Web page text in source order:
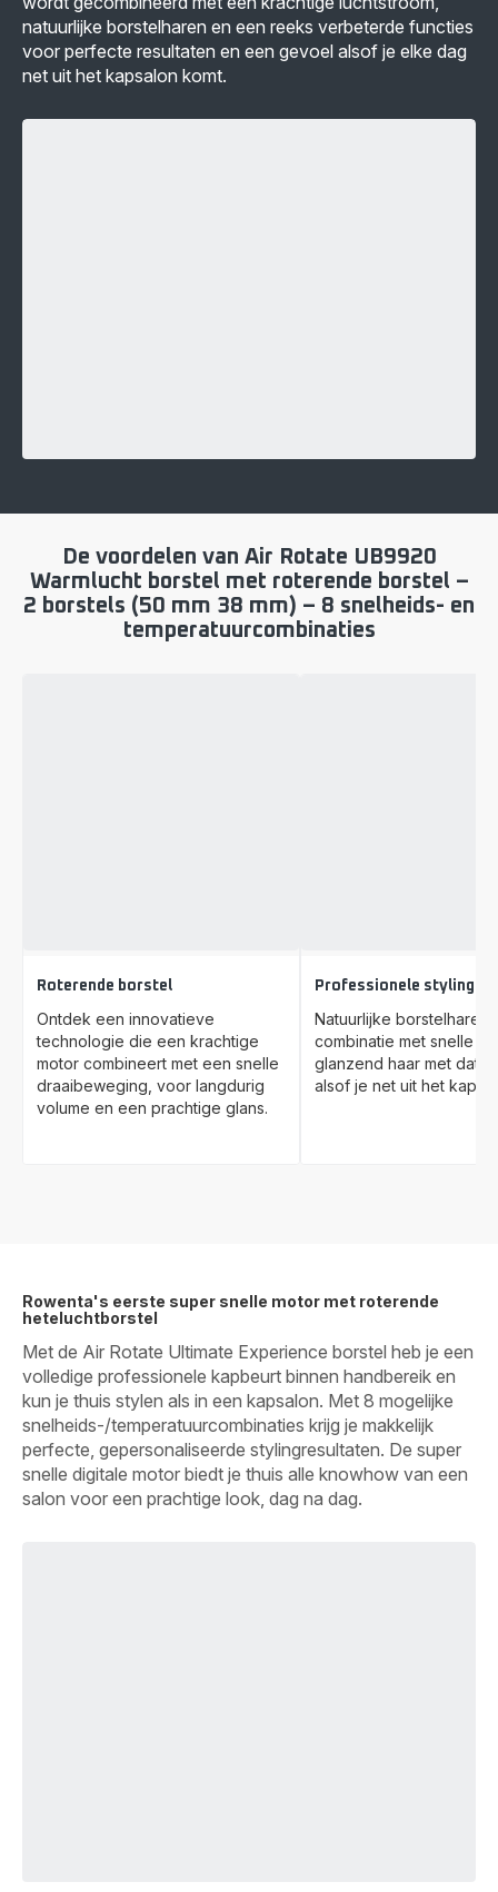
natuurlijke borstelharen en een reeks verbeterde functies
voor perfecte resultaten en een gevoel alsof je elke dag
net uit het kapsalon komt.
De voordelen van Air Rotate UB9920
Warmlucht borstel met roterende borstel –
2 borstels (50 mm 38 mm) – 8 snelheids- en
temperatuurcombinaties
Roterende borstel
Ontdek een innovatieve
technologie die een krachtige
motor combineert met een snelle
draaibeweging, voor langdurig
volume en een prachtige glans.
Professionele styling
Natuurlijke borstelharen
combinatie met snelle
glanzend haar met dat
alsof je net uit het
Rowenta's eerste super snelle motor met roterende
heteluchtborstel
Met de Air Rotate Ultimate Experience borstel heb je een
volledige professionele kapbeurt binnen handbereik en
kun je thuis stylen als in een kapsalon. Met 8 mogelijke
snelheids-/temperatuurcombinaties krijg je makkelijk
perfecte, gepersonaliseerde stylingresultaten. De super
snelle digitale motor biedt je thuis alle knowhow van een
salon voor een prachtige look, dag na dag.